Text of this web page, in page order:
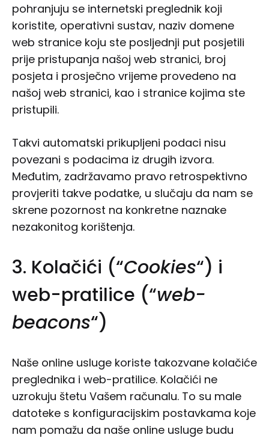
pohranjuju se internetski preglednik koji
koristite, operativni sustav, naziv domene
web stranice koju ste posljednji put posjetili
prije pristupanja našoj web stranici, broj
posjeta i prosječno vrijeme provedeno na
našoj web stranici, kao i stranice kojima ste
pristupili.
Takvi automatski prikupljeni podaci nisu
povezani s podacima iz drugih izvora.
Međutim, zadržavamo pravo retrospektivno
provjeriti takve podatke, u slučaju da nam se
skrene pozornost na konkretne naznake
nezakonitog korištenja.
3. Kolačići (“Cookies“) i
web-pratilice (“web-
beacons“)
Naše online usluge koriste takozvane kolačiće
preglednika i web-pratilice. Kolačići ne
uzrokuju štetu Vašem računalu. To su male
datoteke s konfiguracijskim postavkama koje
nam pomažu da naše online usluge budu